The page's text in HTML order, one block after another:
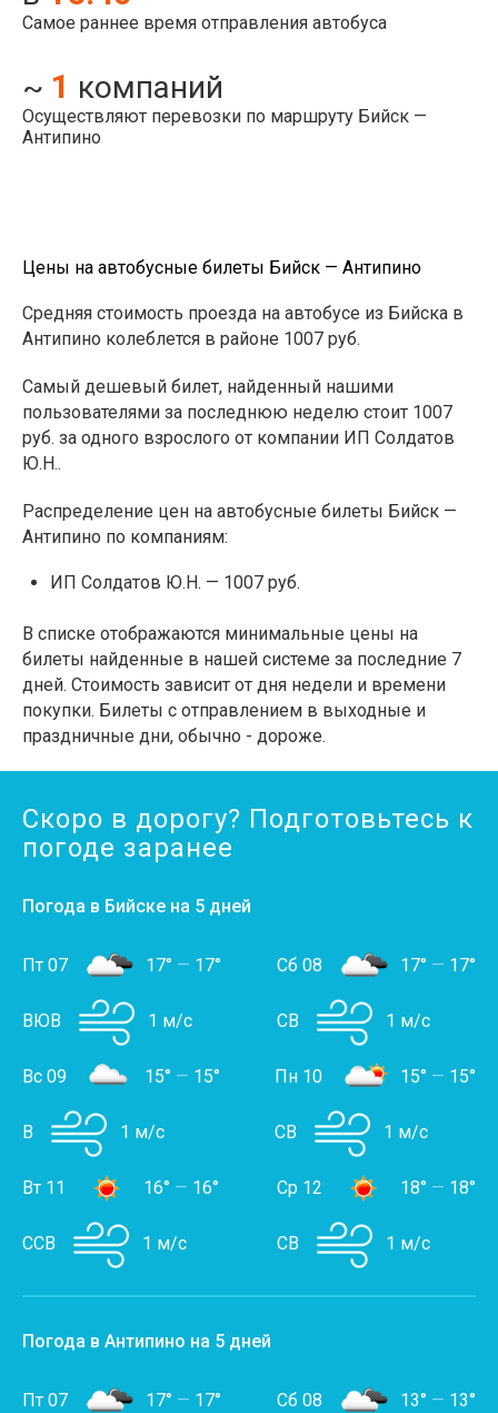
Самое раннее время отправления автобуса
~ 1 компаний
Осуществляют перевозки по маршруту Бийск —
Антипино
Цены на автобусные билеты Бийск — Антипино
Средняя стоимость проезда на автобусе из Бийска в
Антипино колеблется в районе 1007 руб.
Самый дешевый билет, найденный нашими
пользователями за последнюю неделю стоит 1007
руб. за одного взрослого от компании ИП Солдатов
Ю.Н..
Распределение цен на автобусные билеты Бийск —
Антипино по компаниям:
ИП Солдатов Ю.Н. — 1007 руб.
В списке отображаются минимальные цены на
билеты найденные в нашей системе за последние 7
дней. Стоимость зависит от дня недели и времени
покупки. Билеты с отправлением в выходные и
праздничные дни, обычно - дороже.
Скоро в дорогу? Подготовьтесь к
погоде заранее
Погода в Бийске на 5 дней
Пт 07 17° — 17°
ВЮВ 1 м/с
Сб 08 17° — 17°
СВ 1 м/с
Вс 09 15° — 15°
В 1 м/с
Пн 10 15° — 15°
СВ 1 м/с
Вт 11 16° — 16°
ССВ 1 м/с
Ср 12 18° — 18°
СВ 1 м/с
Погода в Антипино на 5 дней
Пт 07 17° — 17° Сб 08 13° — 13°